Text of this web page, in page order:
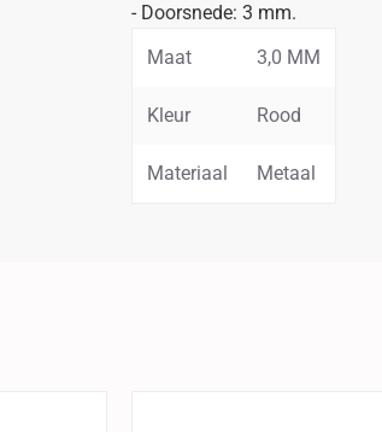
- Doorsnede: 3 mm.
Maat
3,0 MM
Kleur Rood
Materiaal Metaal